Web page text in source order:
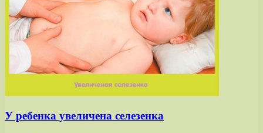
У ребенка увеличена селезенка